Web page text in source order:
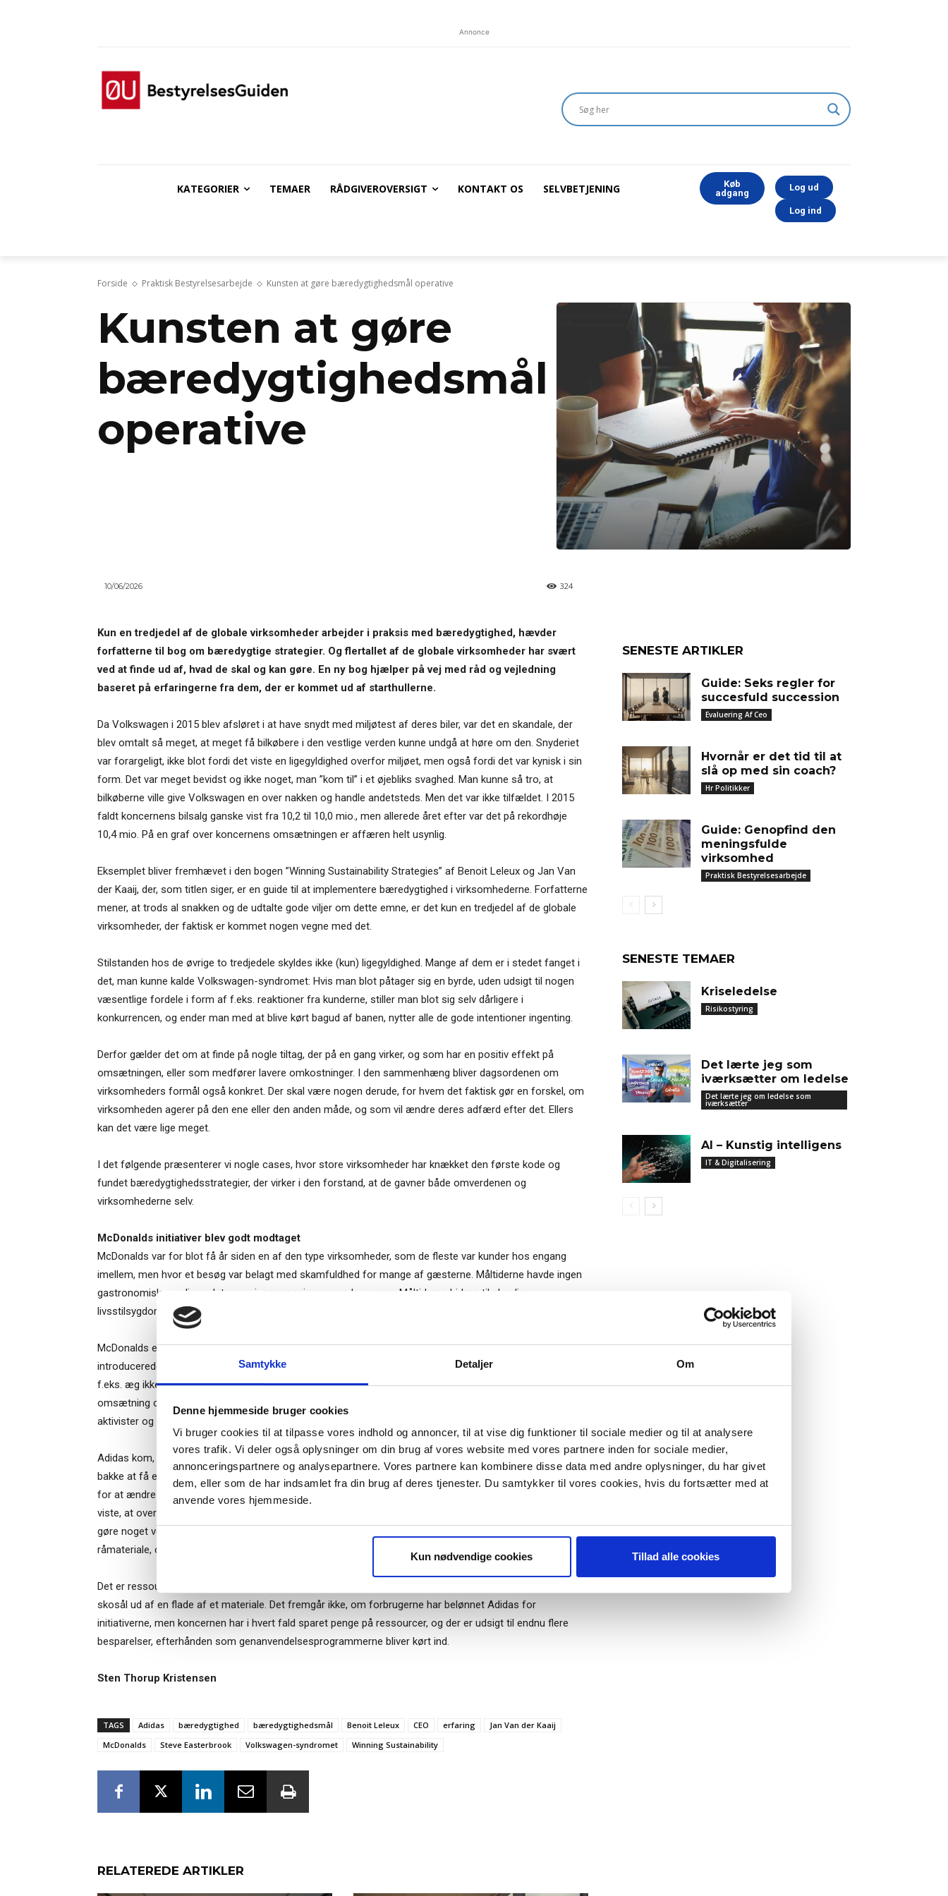
Samtykke Detaljer Om
Denne hjemmeside bruger cookies
Vi bruger cookies til at tilpasse vores indhold og annoncer, til at vise dig funktioner til sociale medier og til at analysere
vores trafik. Vi deler også oplysninger om din brug af vores website med vores partnere inden for sociale medier,
annonceringspartnere og analysepartnere. Vores partnere kan kombinere disse data med andre oplysninger, du har givet
dem, eller som de har indsamlet fra din brug af deres tjenester. Du samtykker til vores cookies, hvis du fortsætter med at
anvende vores hjemmeside.
Kun nødvendige cookies Tillad alle cookies
Annonce
KATEGORIER TEMAER RÅDGIVEROVERSIGT KONTAKT OS SELVBETJENING
Køb
adgang
Log ud
Log ind
Forside Praktisk Bestyrelsesarbejde Kunsten at gøre bæredygtighedsmål operative
Kunsten at gøre
bæredygtighedsmål
operative
10/06/2026 324
Kun en tredjedel af de globale virksomheder arbejder i praksis med bæredygtighed, hævder
forfatterne til bog om bæredygtige strategier. Og flertallet af de globale virksomheder har svært
ved at finde ud af, hvad de skal og kan gøre. En ny bog hjælper på vej med råd og vejledning
baseret på erfaringerne fra dem, der er kommet ud af starthullerne.
Da Volkswagen i 2015 blev afsløret i at have snydt med miljøtest af deres biler, var det en skandale, der
blev omtalt så meget, at meget få bilkøbere i den vestlige verden kunne undgå at høre om den. Snyderiet
var forargeligt, ikke blot fordi det viste en ligegyldighed overfor miljøet, men også fordi det var kynisk i sin
form. Det var meget bevidst og ikke noget, man ”kom til” i et øjebliks svaghed. Man kunne så tro, at
bilkøberne ville give Volkswagen en over nakken og handle andetsteds. Men det var ikke tilfældet. I 2015
faldt koncernens bilsalg ganske vist fra 10,2 til 10,0 mio., men allerede året efter var det på rekordhøje
10,4 mio. På en graf over koncernens omsætningen er affæren helt usynlig.
Eksemplet bliver fremhævet i den bogen ”Winning Sustainability Strategies” af Benoit Leleux og Jan Van
der Kaaij, der, som titlen siger, er en guide til at implementere bæredygtighed i virksomhederne. Forfatterne
mener, at trods al snakken og de udtalte gode viljer om dette emne, er det kun en tredjedel af de globale
virksomheder, der faktisk er kommet nogen vegne med det.
Stilstanden hos de øvrige to tredjedele skyldes ikke (kun) ligegyldighed. Mange af dem er i stedet fanget i
det, man kunne kalde Volkswagen-syndromet: Hvis man blot påtager sig en byrde, uden udsigt til nogen
væsentlige fordele i form af f.eks. reaktioner fra kunderne, stiller man blot sig selv dårligere i
konkurrencen, og ender man med at blive kørt bagud af banen, nytter alle de gode intentioner ingenting.
Derfor gælder det om at finde på nogle tiltag, der på en gang virker, og som har en positiv effekt på
omsætningen, eller som medfører lavere omkostninger. I den sammenhæng bliver dagsordenen om
virksomheders formål også konkret. Der skal være nogen derude, for hvem det faktisk gør en forskel, om
virksomheden agerer på den ene eller den anden måde, og som vil ændre deres adfærd efter det. Ellers
kan det være lige meget.
I det følgende præsenterer vi nogle cases, hvor store virksomheder har knækket den første kode og
fundet bæredygtighedsstrategier, der virker i den forstand, at de gavner både omverdenen og
virksomhederne selv.
McDonalds initiativer blev godt modtaget
McDonalds var for blot få år siden en af den type virksomheder, som de fleste var kunder hos engang
imellem, men hvor et besøg var belagt med skamfuldhed for mange af gæsterne. Måltiderne havde ingen
gastronomisk værdi, og det ernæringsmæssige var endnu værre: Måltiderne bidrog til alvorlige
livsstilsygdomme.
McDonalds er stadig ikke et sundhedstempel, men Steve Easterbrook, der blev ansat som CEO i 2015,
introducerede sundere menuer som en valgmulighed, og ikke mindst gennemgik han leverandørlisten, så
f.eks. æg ikke længere kunne komme fra burhøns. Tiltagene er blevet godt modtaget af kunderne, og
omsætning og profitabilitet er igen på vej opad. Samtidig er kæden mindre eksponeret for kritik fra
aktivister og politikere.
Adidas kom, i modsætning til McDonalds, ikke med noget dårligt ry, og på den måde var det mere op ad
bakke at få en faktisk merværdi ud af et formuleret formål om at ”vi tror, vi gennem sport har en mulighed
for at ændre verden.” Men koncernen kastede sig over opgaven med krum hals. Den indledende analyse
viste, at over halvdelen af dens miljøpåvirkning hidrørte fra råvareforbruget. Så det satte man sig for at
gøre noget ved. F.eks. udviklede man metoder til at anvende plasticaffald fra verdenshavene som
råmateriale, og man introducerede 3D-print som produktionsmetode.
Det er ressourcebesparende, fordi denne metode ikke involverer en rest, når man har stemplet f.eks. en
skosål ud af en flade af et materiale. Det fremgår ikke, om forbrugerne har belønnet Adidas for
initiativerne, men koncernen har i hvert fald sparet penge på ressourcer, og der er udsigt til endnu flere
besparelser, efterhånden som genanvendelsesprogrammerne bliver kørt ind.
Sten Thorup Kristensen
TAGS Adidas bæredygtighed bæredygtighedsmål Benoit Leleux CEO erfaring
Jan Van der Kaaij
McDonalds
Steve Easterbrook Volkswagen-syndromet Winning Sustainability
RELATEREDE ARTIKLER
SENESTE ARTIKLER
Guide: Seks regler for
succesfuld succession
Evaluering Af Ceo
Hvornår er det tid til at
slå op med sin coach?
Hr Politikker
Guide: Genopfind den
meningsfulde
virksomhed
Praktisk Bestyrelsesarbejde
SENESTE TEMAER
Kriseledelse
Risikostyring
Det lærte jeg som
iværksætter om ledelse
Det lærte jeg om ledelse som
iværksætter
AI – Kunstig intelligens
IT & Digitalisering